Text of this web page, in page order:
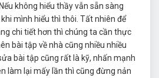
không hiểu thầy vẫn sẵn sàng
mình hiểu thì thôi. Tất nhiên để
chi tiết hơn thì chúng ta cần thực
bài tập về nhà cũng nhiều nhiều
bài tập cũng rất là kỹ, nhấn mạnh
làm lại mấy lần thì cũng đừng nản